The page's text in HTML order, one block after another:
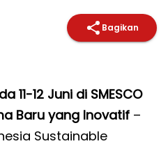
Bagikan
11-12 Juni di SMESCO
Baru yang Inovatif –
Sustainable